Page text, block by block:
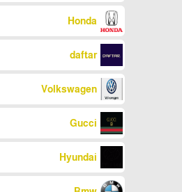
Honda
daftar
Volkswagen
Gucci
Hyundai